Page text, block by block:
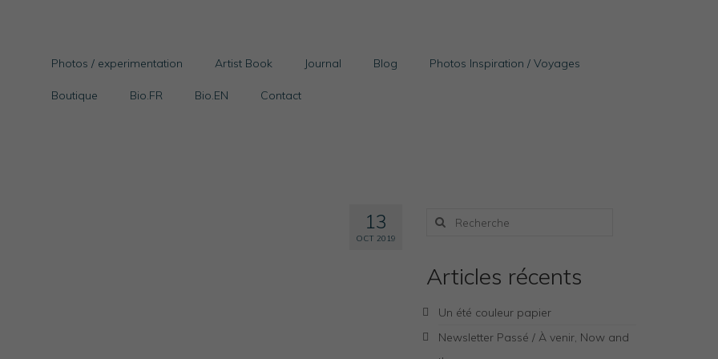
Photos / experimentation Artist Book Journal Blog Photos Inspiration / Voyages
Boutique Bio.FR Bio.EN Contact
13
OCT 2019
Rechercher
Articles récents
Un été couleur papier
Newsletter Passé / À venir, Now and